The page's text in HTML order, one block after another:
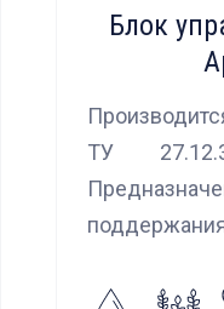
Блок
ТУ